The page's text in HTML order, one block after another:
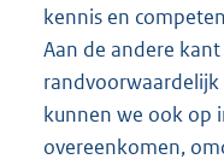
kennis en
Aan de andere
randvoorwaardelijk
kunnen we ook op
overeenkomen,